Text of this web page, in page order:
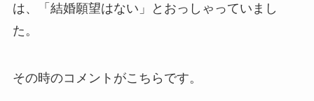
は、「結婚願望はない」とおっしゃっていまし
た。
その時のコメントがこちらです。